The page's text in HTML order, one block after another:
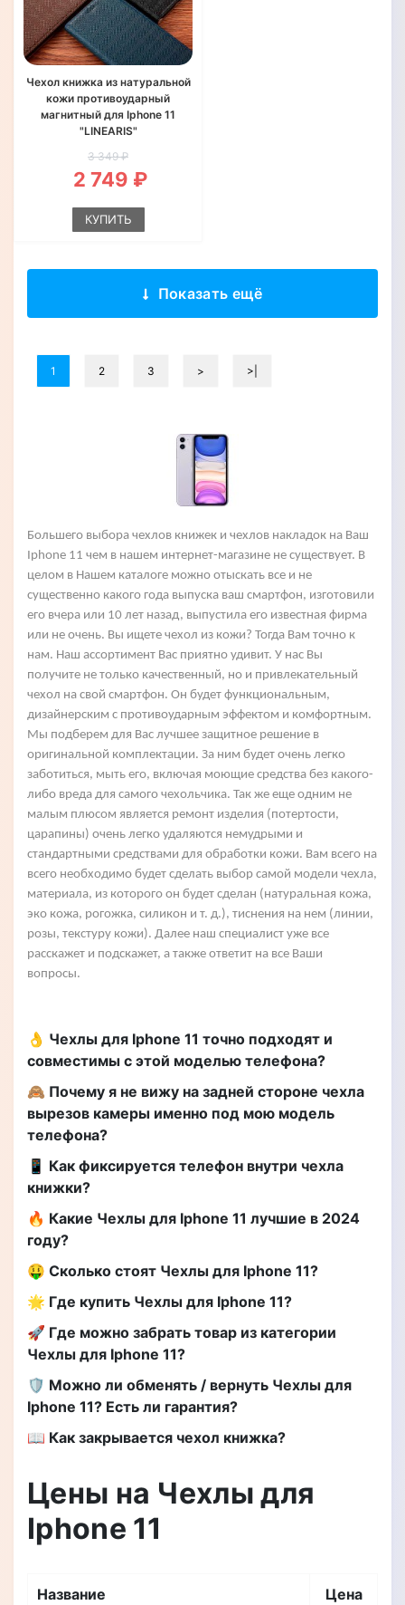
Чехол книжка из натуральной
кожи противоударный
магнитный для Iphone 11
"LINEARIS"
3 349 ₽
2 749 ₽
КУПИТЬ
Показать ещё
1 2 3 > >|
Большего выбора чехлов книжек и чехлов накладок на Ваш
Iphone 11 чем в нашем интернет-магазине не существует. В
целом в Нашем каталоге можно отыскать все и не
существенно какого года выпуска ваш смартфон, изготовили
его вчера или 10 лет назад, выпустила его известная фирма
или не очень. Вы ищете чехол из кожи? Тогда Вам точно к
нам. Наш ассортимент Вас приятно удивит. У нас Вы
получите не только качественный, но и привлекательный
чехол на свой смартфон. Он будет функциональным,
дизайнерским с противоударным эффектом и комфортным.
Мы подберем для Вас лучшее защитное решение в
оригинальной комплектации. За ним будет очень легко
заботиться, мыть его, включая моющие средства без какого-
либо вреда для самого чехольчика. Так же еще одним не
малым плюсом является ремонт изделия (потертости,
царапины) очень легко удаляются немудрыми и
стандартными средствами для обработки кожи. Вам всего на
всего необходимо будет сделать выбор самой модели чехла,
материала, из которого он будет сделан (натуральная кожа,
эко кожа, рогожка, силикон и т. д.), тиснения на нем (линии,
розы, текстуру кожи). Далее наш специалист уже все
расскажет и подскажет, а также ответит на все Ваши
вопросы.
👌 Чехлы для Iphone 11 точно подходят и
совместимы с этой моделью телефона?
🙈 Почему я не вижу на задней стороне чехла
вырезов камеры именно под мою модель
телефона?
📱 Как фиксируется телефон внутри чехла
книжки?
🔥 Какие Чехлы для Iphone 11 лучшие в 2024
году?
🤑 Сколько стоят Чехлы для Iphone 11?
🌟 Где купить Чехлы для Iphone 11?
🚀 Где можно забрать товар из категории
Чехлы для Iphone 11?
🛡️ Можно ли обменять / вернуть Чехлы для
Iphone 11? Есть ли гарантия?
📖 Как закрывается чехол книжка?
Цены на Чехлы для
Iphone 11
Название Цена